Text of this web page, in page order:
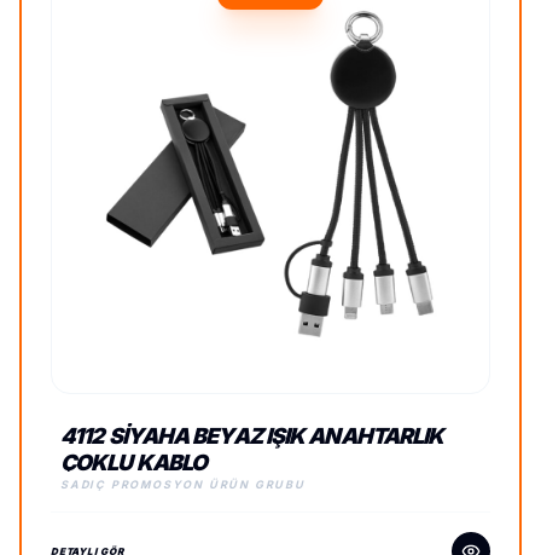
4112 SIYAHA BEYAZ IŞIK ANAHTARLIK
ÇOKLU KABLO
SADIÇ PROMOSYON ÜRÜN GRUBU
DETAYLI GÖR